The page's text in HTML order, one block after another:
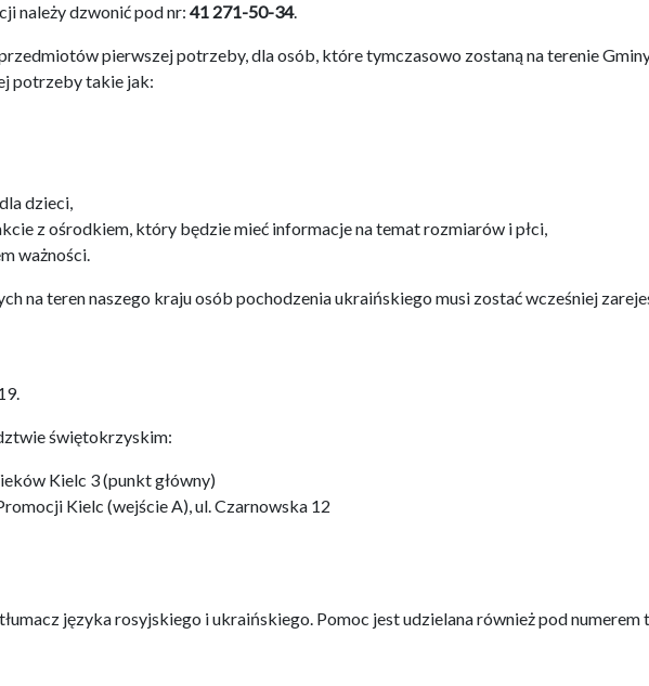
należy dzwonić pod nr: 41 271-50-34.
pierwszej potrzeby, dla osób, które tymczasowo zostaną na terenie
potrzeby takie jak:
dzieci,
z ośrodkiem, który będzie mieć informacje na temat rozmiarów i płci,
ważności.
na teren naszego kraju osób pochodzenia ukraińskiego musi zostać wcześniej
świętokrzyskim:
Kielc 3 (punkt główny)
Kielc (wejście A), ul. Czarnowska 12
języka rosyjskiego i ukraińskiego. Pomoc jest udzielana również pod